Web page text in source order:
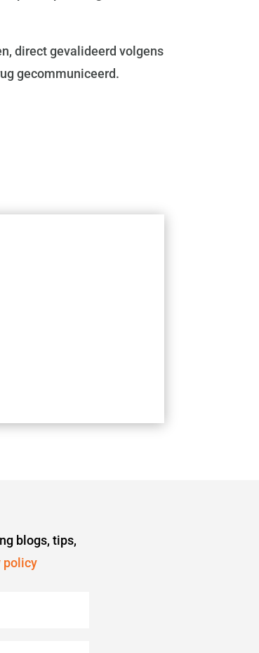
direct gevalideerd volgens
gecommuniceerd.
blogs, tips,
policy